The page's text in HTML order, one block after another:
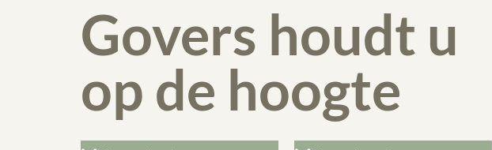
Govers houdt u
op de hoogte